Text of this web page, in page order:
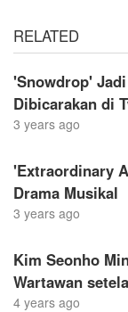
RELATED
'Snowdrop'
Dibicarakan di
3 years ago
'Extraordinary
Drama Musikal
3 years ago
Kim Seonho
Wartawan
4 years ago